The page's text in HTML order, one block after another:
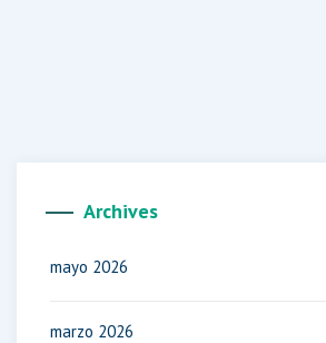
Archives
mayo 2026
marzo 2026